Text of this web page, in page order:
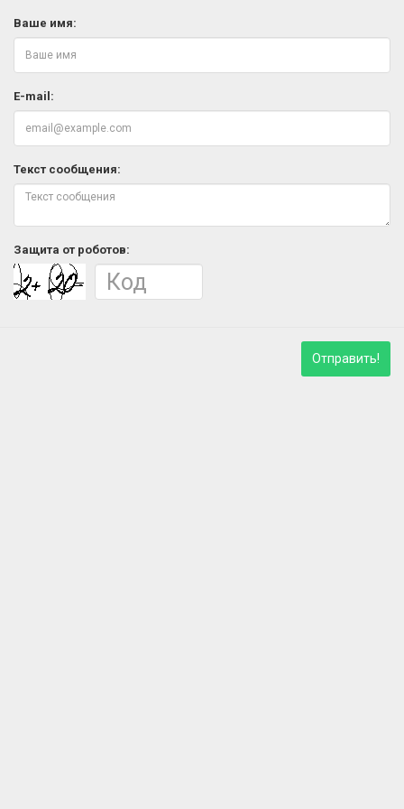
Ваше имя:
E-mail:
Текст сообщения:
Защита от роботов:
Отправить!